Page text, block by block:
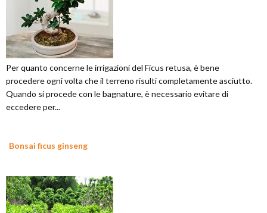
Per quanto concerne le irrigazioni del Ficus retusa, è bene
procedere ogni volta che il terreno risulti completamente asciutto.
Quando si procede con le bagnature, è necessario evitare di
eccedere per...
Bonsai ficus ginseng